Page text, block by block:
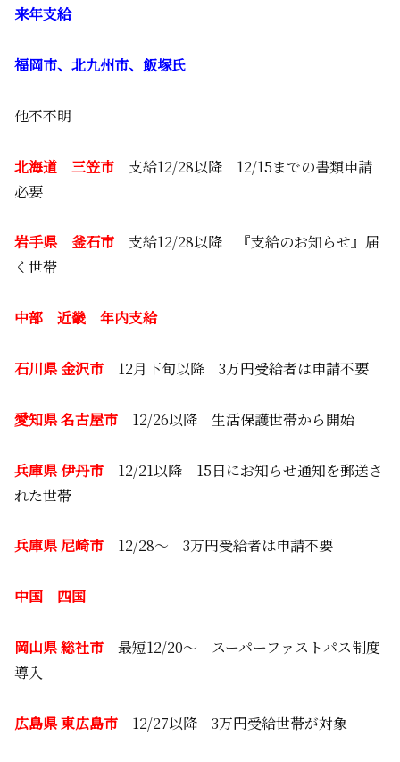
来年支給
福岡市、北九州市、飯塚氏
他不不明
北海道 三笠市 支給12/28以降 12/15までの書類申請
必要
岩手県 釜石市 支給12/28以降 『支給のお知らせ』届
く世帯
中部 近畿 年内支給
石川県 金沢市 12月下旬以降 3万円受給者は申請不要
愛知県 名古屋市 12/26以降 生活保護世帯から開始
兵庫県 伊丹市 12/21以降 15日にお知らせ通知を郵送さ
れた世帯
兵庫県 尼崎市 12/28～ 3万円受給者は申請不要
中国 四国
岡山県 総社市 最短12/20～ スーパーファストパス制度
導入
広島県 東広島市 12/27以降 3万円受給世帯が対象